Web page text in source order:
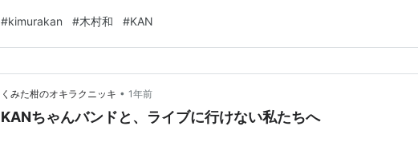
してお友達と、今度出かける予定の打ち合わせをして、楽しすぎて笑い…
#kimurakan #木村和 #KAN
くみた柑のオキラクニッキ • 1年前
KANちゃんバンドと、ライブに行けない私たちへ